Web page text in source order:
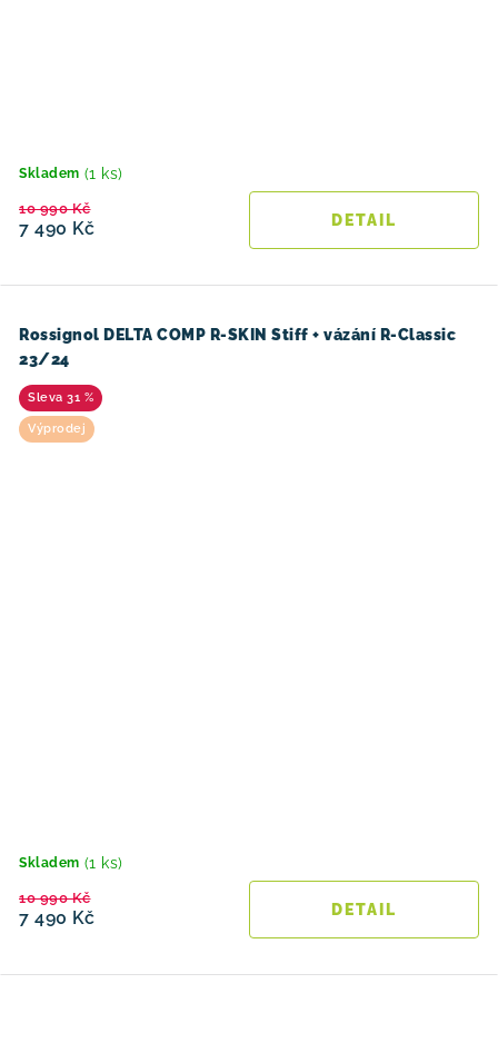
Skladem (1 ks)
7 490 Kč
10 990 Kč
Rossignol DELTA COMP R-SKIN Stiff + vázání R-Classic
23/24
31 %
Výprodej
Skladem (1 ks)
7 490 Kč
10 990 Kč